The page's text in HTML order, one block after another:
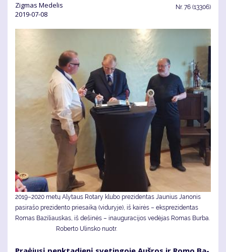
Zig­mas Me­de­lis
2019-07-08
Nr. 76 (13306)
2019–2020 metų Alytaus Rotary klubo prezidentas Jaunius Janonis
pasirašo prezidento priesaiką (viduryje), iš kairės – eksprezidentas
Romas Baziliauskas, iš dešinės – inauguracijos vedėjas Romas Burba.
Roberto Ulinsko nuotr.